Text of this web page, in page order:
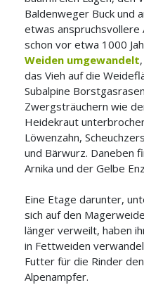
Baldenweger Buck und
etwas
schon vor etwa 1000
Weiden umgewandelt
das Vieh auf die
Subalpine
Zwergsträuchern wie
Heidekraut
Löwenzahn,
und Bärwurz. Daneben
Arnika und der Gelbe
Eine Etage darunter,
sich auf den
länger verweilt, haben
in Fettweiden
Futter für die Rinder
Alpenampfer.